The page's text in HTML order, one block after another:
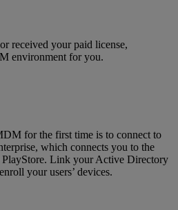
received your paid license,
environment for you.
for the first time is to connect to
which connects you to the
Link your Active Directory
your users’ devices.